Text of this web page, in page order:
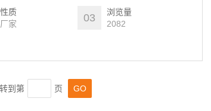
质
家
03
浏览量
2082
到第 页